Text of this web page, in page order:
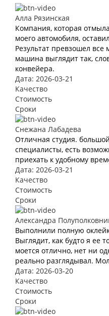
Алла Рязинская
Компания, которая
моего автомобиля,
Результат превзошел
машина выглядит так,
конвейера.
Дата: 2026-03-21
Качество
Стоимость
Сроки
Снежана Лабадева
Отличная студия.
специалисты, есть
приехать к удобному
Дата: 2026-03-21
Качество
Стоимость
Сроки
Александра
Выполнили полную
Выглядит, как будто я ее
моется отлично, нет ни
реально разглядывал.
Дата: 2026-03-20
Качество
Стоимость
Сроки